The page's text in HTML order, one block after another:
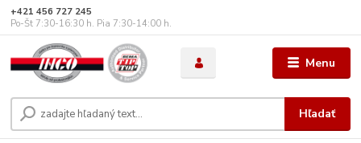
Menu
Hľadať
+421 456 727 245
Po-Št 7:30-16:30 h. Pia 7:30-14:00 h.